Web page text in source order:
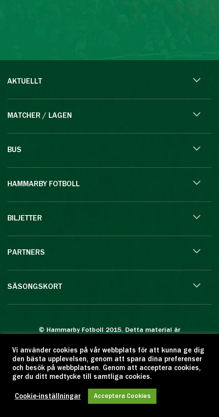
AKTUELLT
MATCHER / LAGEN
BUS
HAMMARBY FOTBOLL
BILJETTER
PARTNERS
SÄSONGSKORT
© Hammarby Fotboll 2015. Detta material är
Eftertryck eller annan kopiering är förbjuden.
Citera oss gärna men ange källan:
www.hammarbyfotboll.se. Ansvarig utgivare:
Vi använder cookies på vår webbplats för att kunna ge dig
den bästa upplevelsen, genom att spara dina preferenser
och besök på webbplatsen. Genom att acceptera cookies,
ger du ditt medtycke till samtliga cookies.
Cookie-inställningar Acceptera Cookies